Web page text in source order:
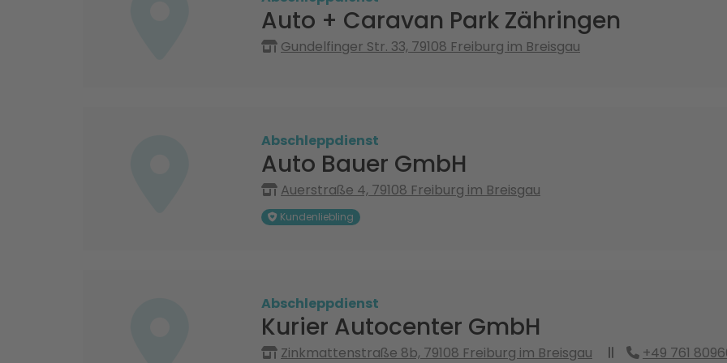
Auto + Caravan Park Zähringen
Gundelfinger Str. 33, 79108 Freiburg im Breisgau
Abschleppdienst
Auto Bauer GmbH
Auerstraße 4, 79108 Freiburg im Breisgau
Kundenliebling
Abschleppdienst
Kurier Autocenter GmbH
Zinkmattenstraße 8b, 79108 Freiburg im Breisgau +49 761